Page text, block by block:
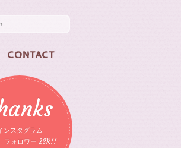
CONTACT
スタグラム
ロワー 23K!!